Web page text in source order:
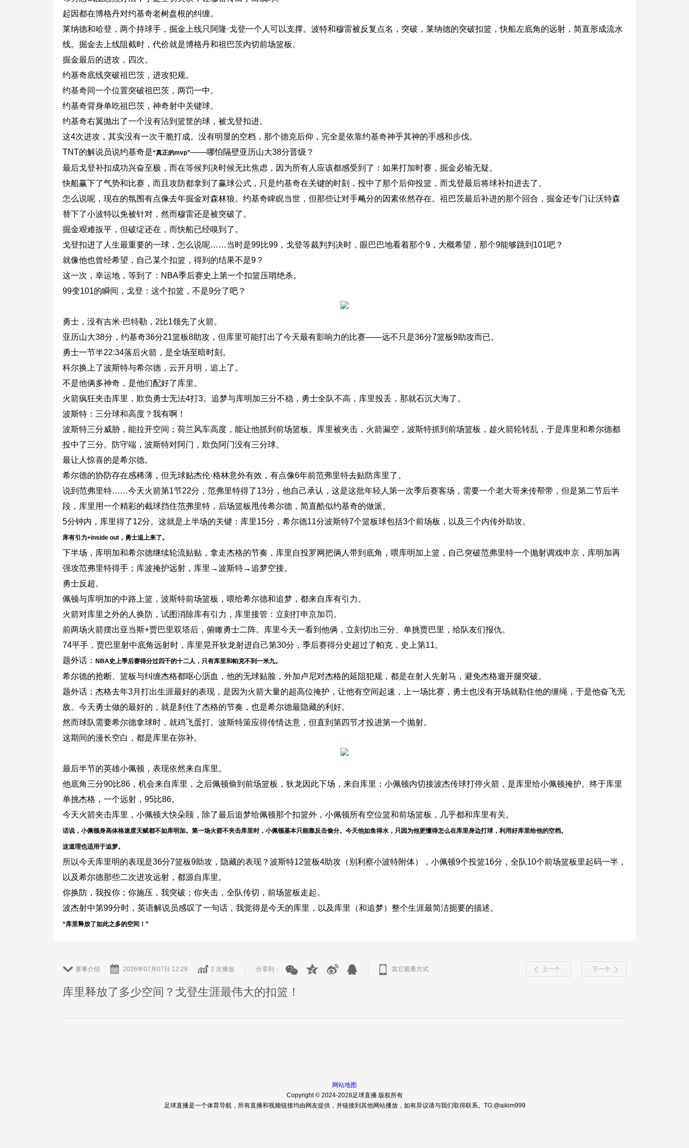
起因都在博格丹对约基奇老树盘根的纠缠。
莱纳德和哈登，两个持球手，掘金上线只阿隆·戈登一个人可以支撑。波特和穆雷被反复点名，突破，莱纳德的突破扣篮，快船左底角的远射，简直形成流水
线。掘金去上线阻截时，代价就是博格丹和祖巴茨内切前场篮板。
掘金最后的进攻，四次。
约基奇底线突破祖巴茨，进攻犯规。
约基奇同一个位置突破祖巴茨，两罚一中。
约基奇背身单吃祖巴茨，神奇射中关键球。
约基奇右翼抛出了一个没有沾到篮筐的球，被戈登扣进。
这4次进攻，其实没有一次干脆打成。没有明显的空档，那个德克后仰，完全是依靠约基奇神乎其神的手感和步伐。
TNT的解说员说约基奇是“真正的mvp”——哪怕隔壁亚历山大38分晋级？
最后戈登补扣成功兴奋至极，而在等候判决时候无比焦虑，因为所有人应该都感受到了：如果打加时赛，掘金必输无疑。
快船赢下了气势和比赛，而且攻防都拿到了赢球公式，只是约基奇在关键的时刻，投中了那个后仰投篮，而戈登最后将球补扣进去了。
怎么说呢，现在的氛围有点像去年掘金对森林狼。约基奇睥睨当世，但那些让对手飚分的因素依然存在。祖巴茨最后补进的那个回合，掘金还专门让沃特森
替下了小波特以免被针对，然而穆雷还是被突破了。
掘金艰难扳平，但破绽还在，而快船已经嗅到了。
戈登扣进了人生最重要的一球，怎么说呢……当时是99比99，戈登等裁判判决时，眼巴巴地看着那个9，大概希望，那个9能够跳到101吧？
就像他也曾经希望，自己某个扣篮，得到的结果不是9？
这一次，幸运地，等到了：NBA季后赛史上第一个扣篮压哨绝杀。
99变101的瞬间，戈登：这个扣篮，不是9分了吧？
勇士，没有吉米·巴特勒，2比1领先了火箭。
亚历山大38分，约基奇36分21篮板8助攻，但库里可能打出了今天最有影响力的比赛——远不只是36分7篮板9助攻而已。
勇士一节半22:34落后火箭，是全场至暗时刻。
科尔换上了波斯特与希尔德，云开月明，追上了。
不是他俩多神奇，是他们配好了库里。
火箭疯狂夹击库里，欺负勇士无法4打3。追梦与库明加三分不稳，勇士全队不高，库里投丢，那就石沉大海了。
波斯特：三分球和高度？我有啊！
波斯特三分威胁，能拉开空间；荷兰风车高度，能让他抓到前场篮板。库里被夹击，火箭漏空，波斯特抓到前场篮板，趁火箭轮转乱，于是库里和希尔德都
投中了三分。防守端，波斯特对阿门，欺负阿门没有三分球。
最让人惊喜的是希尔德。
希尔德的协防存在感稀薄，但无球贴杰伦·格林意外有效，有点像6年前范弗里特去贴防库里了。
说到范弗里特……今天火箭第1节22分，范弗里特得了13分，他自己承认，这是这批年轻人第一次季后赛客场，需要一个老大哥来传帮带，但是第二节后半
段，库里用一个精彩的截球挡住范弗里特，后场篮板甩传希尔德，简直酷似约基奇的做派。
5分钟内，库里得了12分。这就是上半场的关键：库里15分，希尔德11分波斯特7个篮板球包括3个前场板，以及三个内传外助攻。
库有引力+inside out，勇士追上来了。
下半场，库明加和希尔德继续轮流贴贴，拿走杰格的节奏，库里自投罗网把俩人带到底角，喂库明加上篮，自己突破范弗里特一个抛射调戏申京，库明加再
强攻范弗里特得手；库波掩护远射，库里→波斯特→追梦空接。
勇士反超。
佩顿与库明加的中路上篮，波斯特前场篮板，喂给希尔德和追梦，都来自库有引力。
火箭对库里之外的人换防，试图消除库有引力，库里接管：立刻打申京加罚。
前两场火箭摆出亚当斯+贾巴里双塔后，俯瞰勇士二阵。库里今天一看到他俩，立刻切出三分、单挑贾巴里，给队友们报仇。
74平手，贾巴里射中底角远射时，库里晃开狄龙射进自己第30分，季后赛得分史超过了帕克，史上第11。
题外话：
NBA史上季后赛得分过四千的十二人，只有库里和帕克不到一米九。
希尔德的抢断、篮板与纠缠杰格都呕心沥血，他的无球贴脸，外加卢尼对杰格的延阻犯规，都是在射人先射马，避免杰格遛开腿突破。
题外话：杰格去年3月打出生涯最好的表现，是因为火箭大量的超高位掩护，让他有空间起速，上一场比赛，勇士也没有开场就勒住他的缰绳，于是他奋飞无
敌。今天勇士做的最好的，就是刹住了杰格的节奏，也是希尔德最隐藏的利好。
然而球队需要希尔德拿球时，就鸡飞蛋打。波斯特策应得传情达意，但直到第四节才投进第一个抛射。
这期间的漫长空白，都是库里在弥补。
最后半节的英雄小佩顿，表现依然来自库里。
他底角三分90比86，机会来自库里，之后佩顿偷到前场篮板，狄龙因此下场，来自库里；小佩顿内切接波杰传球打停火箭，是库里给小佩顿掩护。终于库里
单挑杰格，一个远射，95比86。
今天火箭夹击库里，小佩顿大快朵颐，除了最后追梦给佩顿那个扣篮外，小佩顿所有空位篮和前场篮板，几乎都和库里有关。
话说，小佩顿身高体格速度天赋都不如库明加。第一场火箭不夹击库里时，小佩顿基本只能靠反击偷分。今天他如鱼得水，只因为他更懂得怎么在库里身边打球，利用好库里给他的空档。
这道理也适用于追梦。
所以今天库里明的表现是36分7篮板9助攻，隐藏的表现？波斯特12篮板4助攻（别利察小波特附体），小佩顿9个投篮16分，全队10个前场篮板里起码一半，
以及希尔德那些二次进攻远射，都源自库里。
你换防，我投你；你施压，我突破；你夹击，全队传切，前场篮板走起。
波杰射中第99分时，英语解说员感叹了一句话，我觉得是今天的库里，以及库里（和追梦）整个生涯最简洁扼要的描述。
“库里释放了如此之多的空间！”
赛事介绍 2026年07月07日 12:29 2 次播放 分享到： 其它观看方式 上一个 下一个
库里释放了多少空间？戈登生涯最伟大的扣篮！
网站地图
Copyright © 2024-2028足球直播 版权所有
足球直播是一个体育导航，所有直播和视频链接均由网友提供，并链接到其他网站播放，如有异议请与我们取得联系。TG:@aikim999